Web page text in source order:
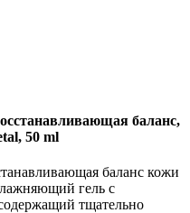
баланс,
50 ml
баланс кожи
гель c
тщательно